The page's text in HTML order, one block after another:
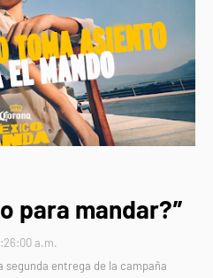
para mandar?”
a.m.
segunda entrega de la campaña